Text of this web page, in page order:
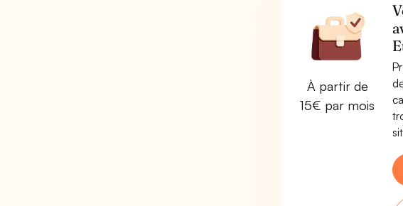
À partir de
15€ par mois